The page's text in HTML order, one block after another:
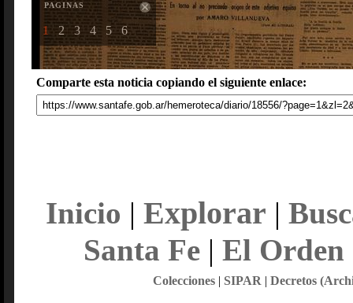
PAGINAS
1 2 3 4 5 6
Comparte esta noticia copiando el siguiente enlace:
Inicio | Explorar |
Santa Fe| El Orden
Colecciones| SIPAR | Decretos